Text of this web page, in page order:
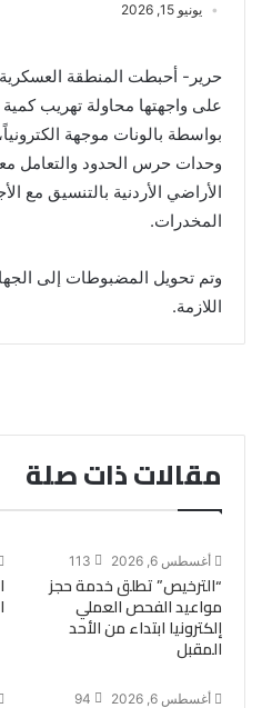
يونيو 15, 2026
حرير- أحبطت المنطقة العسكرية
على واجهتها محاولة تهريب
بواسطة بالونات موجهة
وحدات حرس الحدود والتعامل
الأراضي الأردنية بالتنسيق مع
المخدرات.
وتم تحويل المضبوطات إلى
اللازمة.
مقالات ذات صلة
أغسطس 6, 2026 113
“الترخيص” تطلق خدمة حجز
مواعيد الفحص العملي
إلكترونيا ابتداء من الأحد
المقبل
أغسطس 6, 2026 94